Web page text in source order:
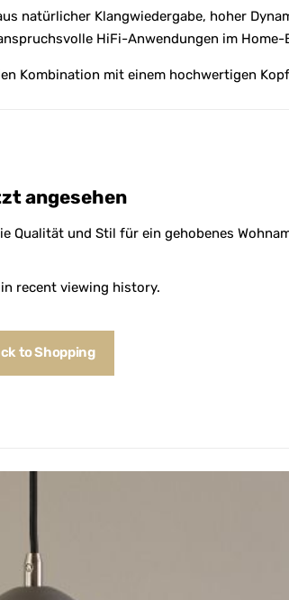
natürlicher Klangwiedergabe, hoher
HiFi-Anwendungen im Home-
Kombination mit einem hochwertigen
angesehen
Qualität und Stil für ein gehobenes
recent viewing history.
to Shopping